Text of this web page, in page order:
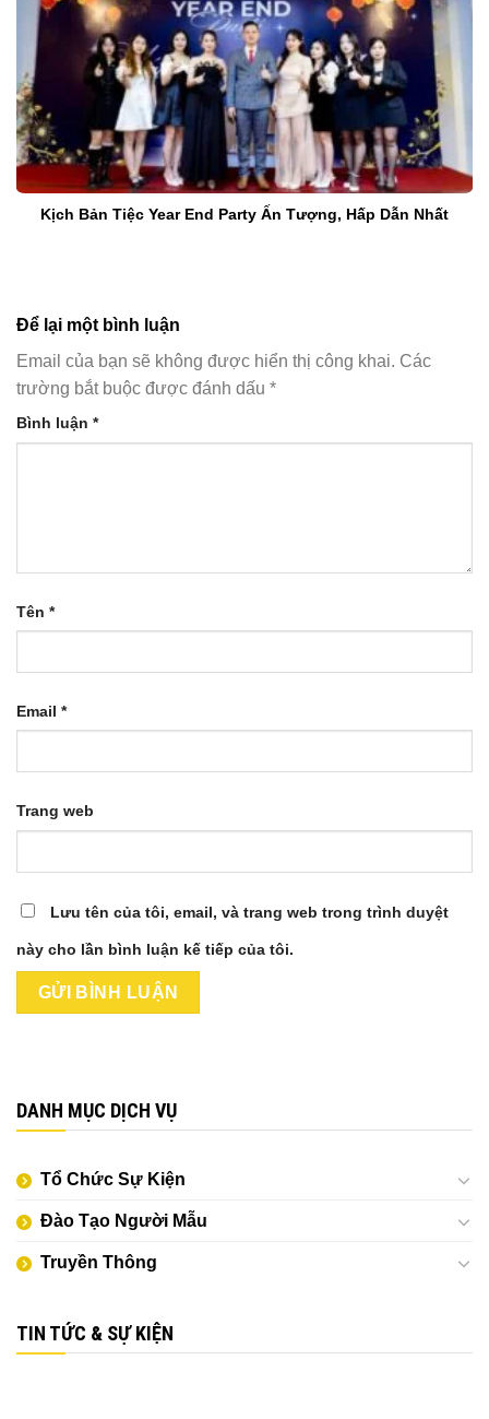
Kịch Bản Tiệc Year End Party Ấn Tượng, Hấp Dẫn Nhất
Để lại một bình luận
Email của bạn sẽ không được hiển thị công khai. Các
trường bắt buộc được đánh dấu *
Bình luận *
Tên *
Email *
Trang web
Lưu tên của tôi, email, và trang web trong trình duyệt
này cho lần bình luận kế tiếp của tôi.
DANH MỤC DỊCH VỤ
Tổ Chức Sự Kiện
Đào Tạo Người Mẫu
Truyền Thông
TIN TỨC & SỰ KIỆN